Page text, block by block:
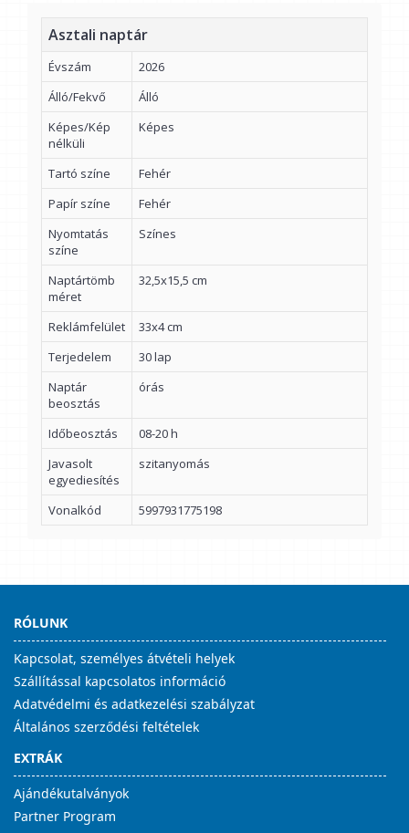
Asztali naptár
Évszám
2026
Álló/Fekvő
Álló
Képes/Kép
nélküli
Képes
Tartó színe
Fehér
Papír színe
Fehér
Nyomtatás
színe
Színes
Naptártömb
méret
32,5x15,5 cm
Reklámfelület
33x4 cm
Terjedelem
30 lap
Naptár
beosztás
órás
Időbeosztás
08-20 h
Javasolt
egyediesítés
szitanyomás
Vonalkód 5997931775198
RÓLUNK
Kapcsolat, személyes átvételi helyek
Szállítással kapcsolatos információ
Adatvédelmi és adatkezelési szabályzat
Általános szerződési feltételek
EXTRÁK
Ajándékutalványok
Partner Program